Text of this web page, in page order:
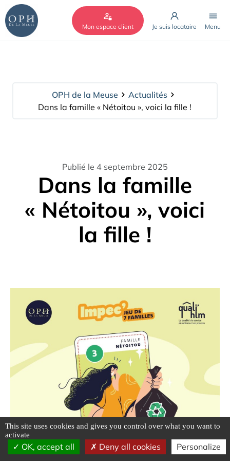
Mon espace client Je suis locataire Menu
OPH de la Meuse
Actualités
Dans la famille « Nétoitou », voici la fille !
Publié le 4 septembre 2025
Dans la famille
« Nétoitou », voici
la fille !
Cookies management panel
This site uses cookies and gives you control over what you want to
activate
OK, accept all Deny all cookies Personalize